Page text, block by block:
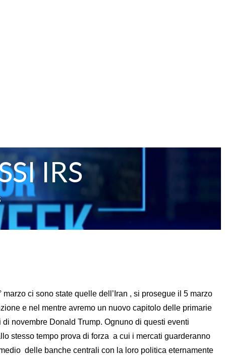
IRS
ci sono state quelle dell’Iran , si prosegue il 5 marzo
e nel mentre avremo un nuovo capitolo delle primarie
novembre Donald Trump. Ognuno di questi eventi
stesso tempo prova di forza a cui i mercati guarderanno
delle banche centrali con la loro politica eternamente